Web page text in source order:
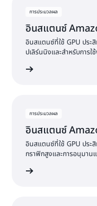
การประมวลผล
อินสแตนซ์
อินสแตนซ์ที่ใช้ GPU ประ
ปเลิร์นนิงและสำหรับการใ
การประมวลผล
อินสแตนซ์
อินสแตนซ์ที่ใช้ GPU ประ
กราฟิกสูงและการอนุมาน